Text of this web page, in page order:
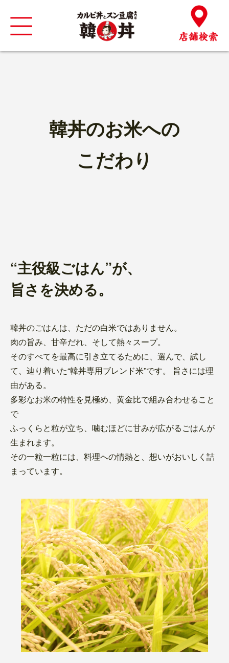
韓丼のお米への
こだわり
“主役級ごはん”が、
旨さを決める。
韓丼のごはんは、ただの白米ではありません。
肉の旨み、甘辛だれ、そして熱々スープ。
そのすべてを最高に引き立てるために、選んで、試し
て、辿り着いた“韓丼専用ブレンド米”です。 旨さには理
由がある。
多彩なお米の特性を見極め、黄金比で組み合わせること
で
ふっくらと粒が立ち、噛むほどに甘みが広がるごはんが
生まれます。
その一粒一粒には、料理への情熱と、想いがおいしく詰
まっています。